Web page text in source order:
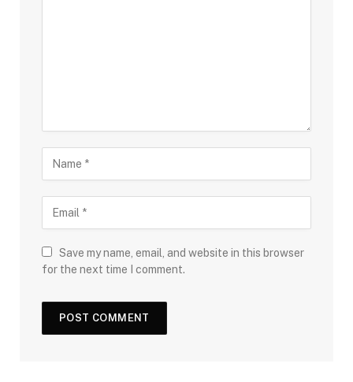
Save my name, email, and website in this browser
for the next time I comment.